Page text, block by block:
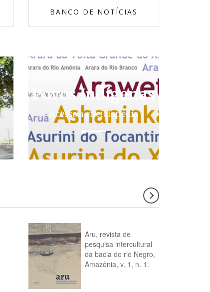
BANCO DE NOTÍCIAS
Povos Indígenas
Acesse a enciclopédia
Aru, revista de
pesquisa intercultural
da bacia do rio Negro,
Amazônia, v. 1, n. 1.